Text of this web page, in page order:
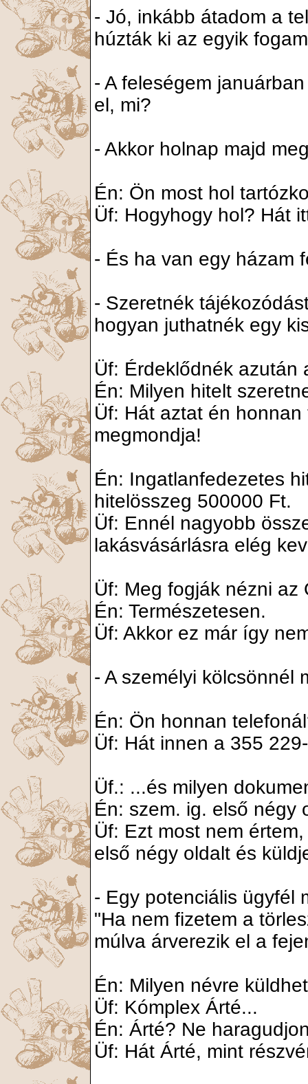
- Jó, inkább átadom a
húzták ki az egyik
- A feleségem
el, mi?
- Akkor holnap majd
Én: Ön most hol
Üf: Hogyhogy hol? Hát
- És ha van egy házam
- Szeretnék
hogyan juthatnék egy
Üf: Érdeklődnék azután
Én: Milyen hitelt
Üf: Hát aztat én
megmondja!
Én: Ingatlanfedezetes
hitelösszeg 500000 Ft.
Üf: Ennél nagyobb
lakásvásárlásra elég
Üf: Meg fogják nézni az
Én: Természetesen.
Üf: Akkor ez már így
- A személyi kölcsönnél
Én: Ön honnan
Üf: Hát innen a 355
Üf.: ...és milyen
Én: szem. ig. első négy
Üf: Ezt most nem
első négy oldalt és
- Egy potenciális ügyfél
"Ha nem fizetem a
múlva árverezik el a
Én: Milyen névre
Üf: Kómplex Árté...
Én: Árté? Ne
Üf: Hát Árté, mint